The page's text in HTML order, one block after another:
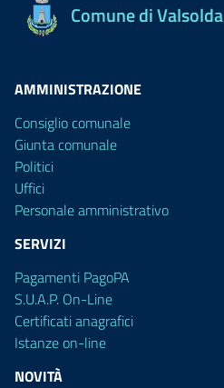
Comune di Valsolda
AMMINISTRAZIONE
Consiglio comunale
Giunta comunale
Politici
Uffici
Personale amministrativo
SERVIZI
Pagamenti PagoPA
S.U.A.P. On-Line
Certificati anagrafici
Istanze on-line
NOVITÀ